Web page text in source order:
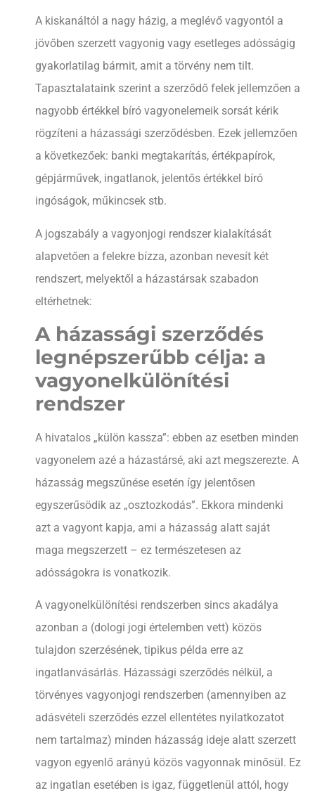
A kiskanáltól a nagy házig, a meglévő vagyontól a
jövőben szerzett vagyonig vagy esetleges adósságig
gyakorlatilag bármit, amit a törvény nem tilt.
Tapasztalataink szerint a szerződő felek jellemzően a
nagyobb értékkel bíró vagyonelemeik sorsát kérik
rögzíteni a házassági szerződésben. Ezek jellemzően
a következőek: banki megtakarítás, értékpapírok,
gépjárművek, ingatlanok, jelentős értékkel bíró
ingóságok, műkincsek stb.
A jogszabály a vagyonjogi rendszer kialakítását
alapvetően a felekre bízza, azonban nevesít két
rendszert, melyektől a házastársak szabadon
eltérhetnek:
A házassági szerződés
legnépszerűbb célja: a
vagyonelkülönítési
rendszer
A hivatalos „külön kassza”: ebben az esetben minden
vagyonelem azé a házastársé, aki azt megszerezte. A
házasság megszűnése esetén így jelentősen
egyszerűsödik az „osztozkodás”. Ekkora mindenki
azt a vagyont kapja, ami a házasság alatt saját
maga megszerzett – ez természetesen az
adósságokra is vonatkozik.
A vagyonelkülönítési rendszerben sincs akadálya
azonban a (dologi jogi értelemben vett) közös
tulajdon szerzésének, tipikus példa erre az
ingatlanvásárlás. Házassági szerződés nélkül, a
törvényes vagyonjogi rendszerben (amennyiben az
adásvételi szerződés ezzel ellentétes nyilatkozatot
nem tartalmaz) minden házasság ideje alatt szerzett
vagyon egyenlő arányú közös vagyonnak minősül. Ez
az ingatlan esetében is igaz, függetlenül attól, hogy